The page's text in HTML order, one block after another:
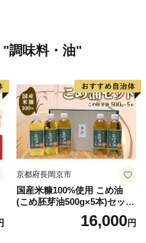
"調味料・油"
京都府長岡京市
国産米糠100%使用 こめ油
(こめ胚芽油500g×5本)セット
16,000円